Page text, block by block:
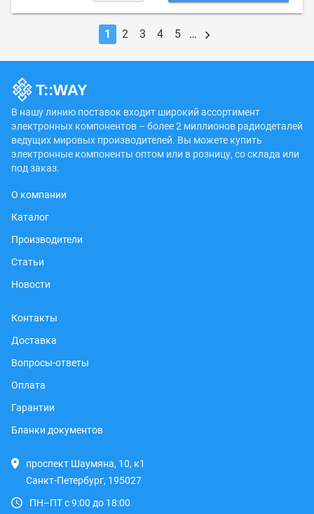
1 2 3 4 5 …
В нашу линию поставок входит широкий ассортимент
электронных компонентов – более 2 миллионов радиодеталей
ведущих мировых производителей. Вы можете купить
электронные компоненты оптом или в розницу, со склада или
под заказ.
О компании
Каталог
Производители
Статьи
Новости
Контакты
Доставка
Вопросы-ответы
Оплата
Гарантии
Бланки документов
проспект Шаумяна, 10, к1
Санкт-Петербург, 195027
ПН–ПТ с 9:00 до 18:00